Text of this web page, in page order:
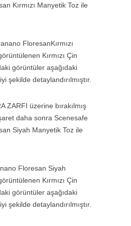
Kırmızı Manyetik Toz ile
FloresanKırmızı
Kırmızı Çin
görüntüler aşağıdaki
şekilde detaylandırılmıştır.
ZARFI üzerine bırakılmış
daha sonra Scenesafe
Siyah Manyetik Toz ile
Floresan Siyah
Kırmızı Çin
görüntüler aşağıdaki
şekilde detaylandırılmıştır.